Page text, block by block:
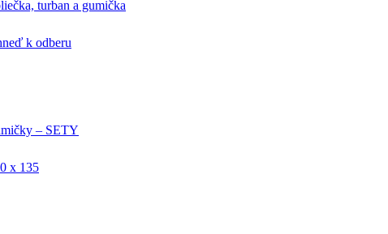
turban a gumička
– SETY
k odberu
x 135